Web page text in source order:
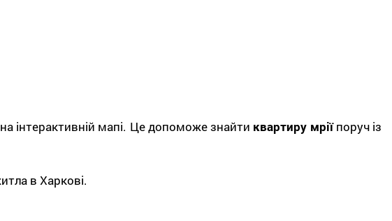
інтерактивній мапі. Це допоможе знайти квартиру мріїпоруч із
в Харкові.